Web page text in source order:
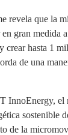
In
A
revela que la
gran medida
crear hasta 1
de una
InnoEnergy, el
sostenible
de la